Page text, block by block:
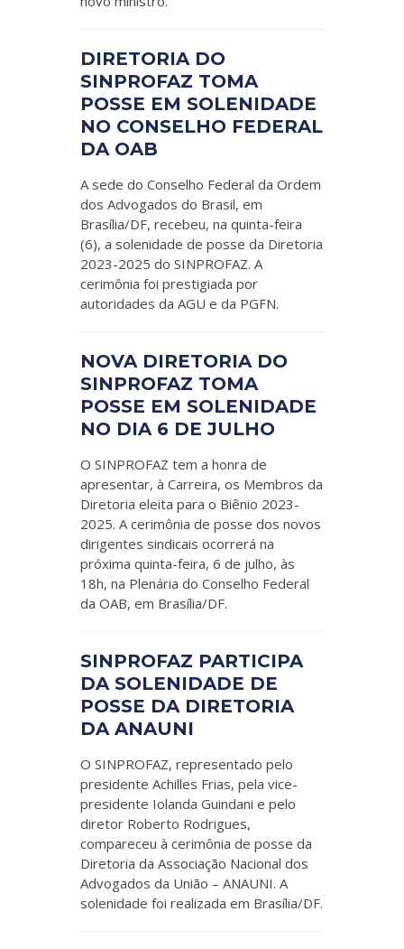
DIRETORIA DO
SINPROFAZ TOMA
POSSE EM SOLENIDADE
NO CONSELHO FEDERAL
DA OAB
A sede do Conselho Federal da Ordem
dos Advogados do Brasil, em
Brasília/DF, recebeu, na quinta-feira
(6), a solenidade de posse da Diretoria
2023-2025 do SINPROFAZ. A
cerimônia foi prestigiada por
autoridades da AGU e da PGFN.
NOVA DIRETORIA DO
SINPROFAZ TOMA
POSSE EM SOLENIDADE
NO DIA 6 DE JULHO
O SINPROFAZ tem a honra de
apresentar, à Carreira, os Membros da
Diretoria eleita para o Biênio 2023-
2025. A cerimônia de posse dos novos
dirigentes sindicais ocorrerá na
próxima quinta-feira, 6 de julho, às
18h, na Plenária do Conselho Federal
da OAB, em Brasília/DF.
SINPROFAZ PARTICIPA
DA SOLENIDADE DE
POSSE DA DIRETORIA
DA ANAUNI
O SINPROFAZ, representado pelo
presidente Achilles Frias, pela vice-
presidente Iolanda Guindani e pelo
diretor Roberto Rodrigues,
compareceu à cerimônia de posse da
Diretoria da Associação Nacional dos
Advogados da União – ANAUNI. A
solenidade foi realizada em Brasília/DF.